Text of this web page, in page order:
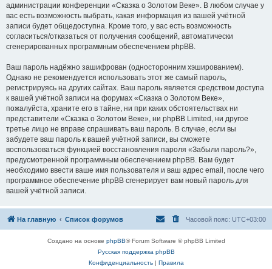
администрации конференции «Сказка о Золотом Веке». В любом случае у
вас есть возможность выбрать, какая информация из вашей учётной
записи будет общедоступна. Кроме того, у вас есть возможность
согласиться/отказаться от получения сообщений, автоматически
сгенерированных программным обеспечением phpBB.
Ваш пароль надёжно зашифрован (односторонним хэшированием).
Однако не рекомендуется использовать этот же самый пароль,
регистрируясь на других сайтах. Ваш пароль является средством доступа
к вашей учётной записи на форумах «Сказка о Золотом Веке»,
пожалуйста, храните его в тайне, ни при каких обстоятельствах ни
представители «Сказка о Золотом Веке», ни phpBB Limited, ни другое
третье лицо не вправе спрашивать ваш пароль. В случае, если вы
забудете ваш пароль к вашей учётной записи, вы сможете
воспользоваться функцией восстановления пароля «Забыли пароль?»,
предусмотренной программным обеспечением phpBB. Вам будет
необходимо ввести ваше имя пользователя и ваш адрес email, после чего
программное обеспечение phpBB сгенерирует вам новый пароль для
вашей учётной записи.
На главную Список форумов Часовой пояс: UTC+03:00
Создано на основе phpBB® Forum Software © phpBB Limited
Русская поддержка phpBB
Конфиденциальность| Правила